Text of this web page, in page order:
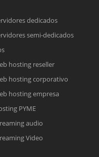
electrónico con el enlace a
online.
línea. Complete el formulario
dedicados
semi-dedicados
hosting reseller
hosting corporativo
hosting empresa
PYME
audio
Video